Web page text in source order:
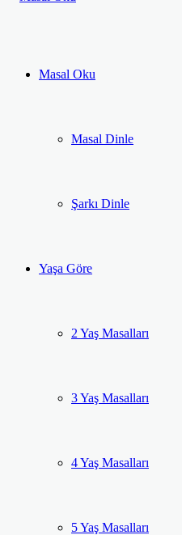
Masal Oku
Masal Dinle
Şarkı Dinle
Yaşa Göre
2 Yaş Masalları
3 Yaş Masalları
4 Yaş Masalları
5 Yaş Masalları